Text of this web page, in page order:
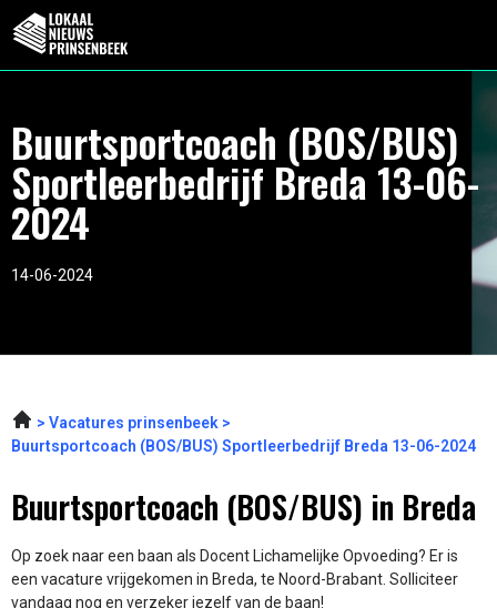
Buurtsportcoach (BOS/BUS)
Sportleerbedrijf Breda 13-06-
2024
14-06-2024
Vacatures prinsenbeek
Buurtsportcoach (BOS/BUS) Sportleerbedrijf Breda 13-06-2024
Buurtsportcoach (BOS/BUS) in Breda
Op zoek naar een baan als Docent Lichamelijke Opvoeding? Er is
een vacature vrijgekomen in Breda, te Noord-Brabant. Solliciteer
vandaag nog en verzeker jezelf van de baan!